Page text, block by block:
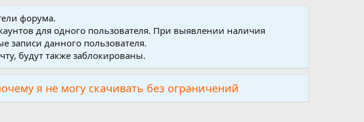
форума.
для одного пользователя. При выявлении наличия
записи данного пользователя.
будут также заблокированы.
я не могу скачивать без ограничений